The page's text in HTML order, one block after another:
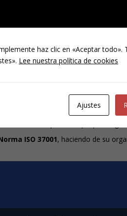
de políticas que
ISO 37001, haciendo de su
haz clic en «Aceptar todo».
Lee nuestra política de cookies
Ajustes